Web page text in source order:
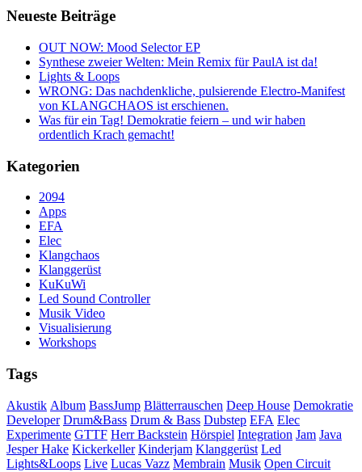
Neueste Beiträge
OUT NOW: Mood Selector EP
Synthese zweier Welten: Mein Remix für PaulA ist da!
Lights & Loops
WRONG: Das nachdenkliche, pulsierende Electro-Manifest
von KLANGCHAOS ist erschienen.
Was für ein Tag! Demokratie feiern – und wir haben
ordentlich Krach gemacht!
Kategorien
2094
Apps
EFA
Elec
Klangchaos
Klanggerüst
KuKuWi
Led Sound Controller
Musik Video
Visualisierung
Workshops
Tags
Akustik Album BassJump Blätterrauschen Deep House Demokratie
Developer Drum&Bass Drum & Bass Dubstep EFA Elec
Experimente GTTF Herr Backstein Hörspiel Integration Jam Java
Jesper Hake Kickerkeller Kinderjam Klanggerüst Led
Lights&Loops Live Lucas Vazz Membrain Musik Open Circuit